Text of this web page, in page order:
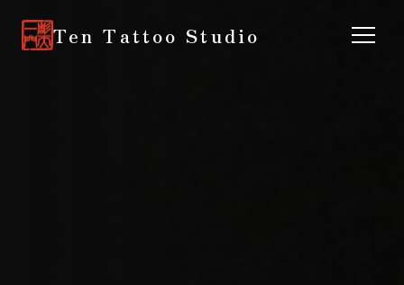
Ten Tattoo Studio